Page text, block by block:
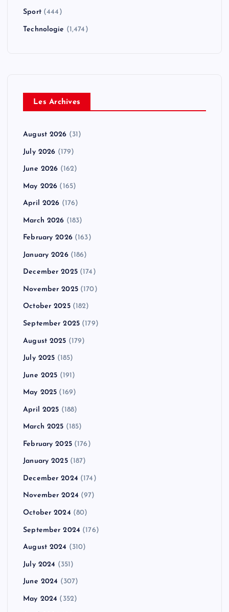
Sport(444)
Technologie (1,474)
Les Archives
August 2026 (31)
July 2026 (179)
June 2026 (162)
May 2026 (165)
April 2026 (176)
March 2026 (183)
February 2026(163)
January 2026(186)
December 2025(174)
November 2025(170)
October 2025(182)
September 2025 (179)
August 2025 (179)
July 2025 (185)
June 2025 (191)
May 2025 (169)
April 2025 (188)
March 2025 (185)
February 2025(176)
January 2025(187)
December 2024 (174)
November 2024 (97)
October 2024 (80)
September 2024 (176)
August 2024 (310)
July 2024 (351)
June 2024 (307)
May 2024 (352)